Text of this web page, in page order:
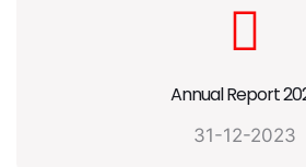
Annual Report
31-12-2023